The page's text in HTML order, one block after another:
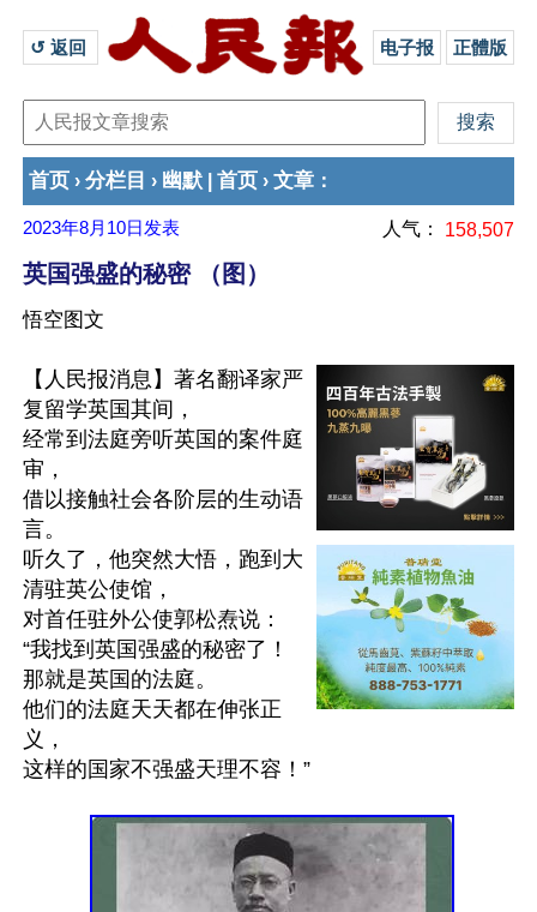
↺ 返回 电子报 正體版
首页 › 分栏目 › 幽默 首页 › 文章 ：
2023年8月10日 发表 人气： 158,507
英国强盛的秘密 （图）
悟空图文
【人民报消息】著名翻译家严
复留学英国其间，
经常到法庭旁听英国的案件庭
审，
借以接触社会各阶层的生动语
言。
听久了，他突然大悟，跑到大
清驻英公使馆，
对首任驻外公使郭松焘说：
“我找到英国强盛的秘密了！
那就是英国的法庭。
他们的法庭天天都在伸张正
义，
这样的国家不强盛天理不容！”